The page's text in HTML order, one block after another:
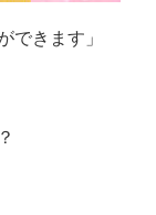
できます」